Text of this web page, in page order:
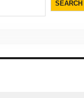
SEARCH